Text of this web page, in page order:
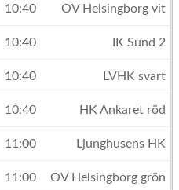
10:40 OV Helsingborg vit
10:40 IK Sund 2
10:40 LVHK svart
10:40 HK Ankaret röd
11:00 Ljunghusens HK
11:00 OV Helsingborg grön